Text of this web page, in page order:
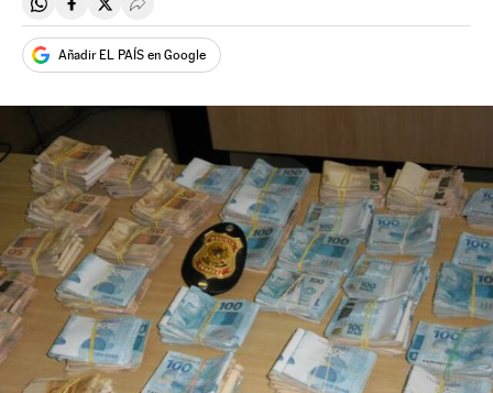
Compartir en Whatsapp
Compartir en Facebook
Compartir en Twitter
Desplegar Redes Sociales
Añadir EL PAÍS en Google